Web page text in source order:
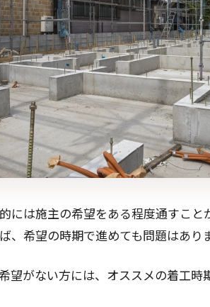
には施主の希望をある程度通すこ
、希望の時期で進めても問題はあり
望がない方には、オススメの着工